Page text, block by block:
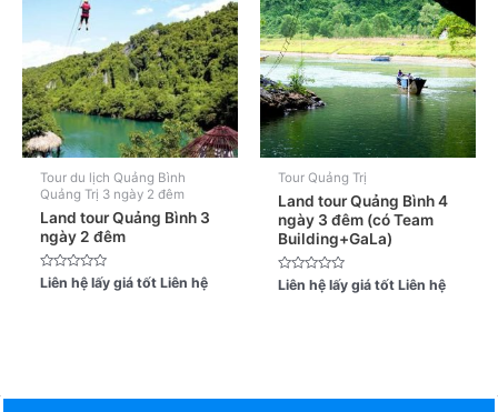
Tour du lịch Quảng Bình
Quảng Trị 3 ngày 2 đêm
Land tour Quảng Bình 3
ngày 2 đêm
Được
xếp
Liên hệ lấy giá tốt Liên hệ
Tour Quảng Trị
Land tour Quảng Bình 4
ngày 3 đêm (có Team
Building+GaLa)
Được
xếp
Liên hệ lấy giá tốt Liên hệ